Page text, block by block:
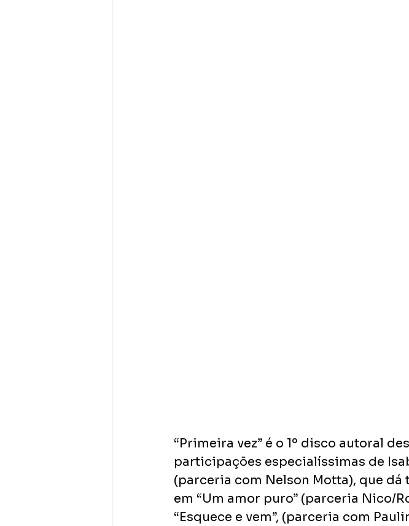
“Primeira vez” é o 1º disco autoral
participações especialíssimas de
(parceria com Nelson Motta), que
em “Um amor puro” (parceria Nico/
“Esquece e vem”, (parceria com